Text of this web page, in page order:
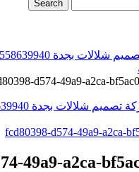
d574-49a9-a2ca-
49a9-a2ca-